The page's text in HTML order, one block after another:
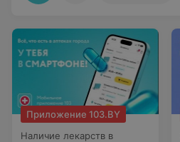
Приложение 103.BY
Наличие лекарств в